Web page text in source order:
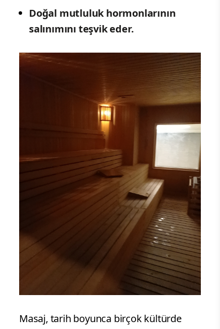
Doğal mutluluk hormonlarının
salınımını teşvik eder.
Masaj, tarih boyunca birçok kültürde